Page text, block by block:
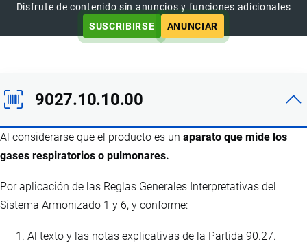
Disfrute de contenido sin anuncios y funciones adicionales
SUSCRIBIRSE
ANUNCIAR
9027.10.10.00
Al considerarse que el producto es un aparato que mide los
gases respiratorios o pulmonares.
Por aplicación de las Reglas Generales Interpretativas del
Sistema Armonizado 1 y 6, y conforme:
Al texto y las notas explicativas de la Partida 90.27.